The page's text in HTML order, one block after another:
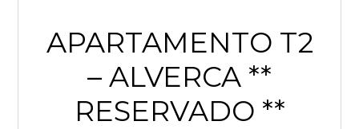
Don't have an account?Create your
account, it takes less than a minute.
Username
APARTAMENTO T2
– ALVERCA **
RESERVADO **